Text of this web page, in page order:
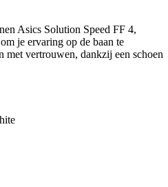
Asics Solution Speed FF 4,
je ervaring op de baan te
met vertrouwen, dankzij een schoen